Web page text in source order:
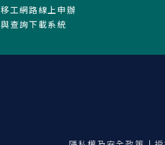
移工網路線上申辦
與查詢下載系統